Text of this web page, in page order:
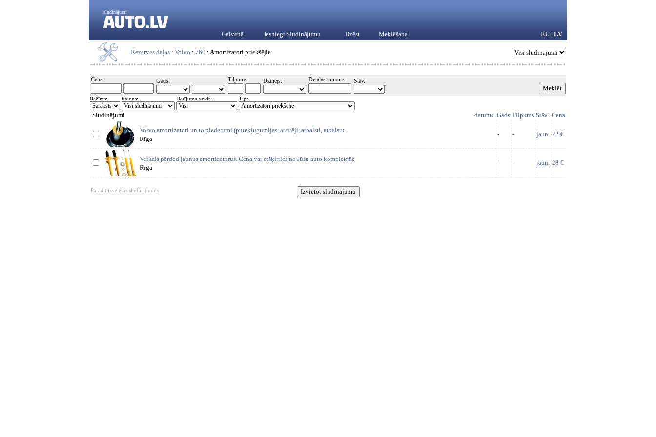
sludinājumi
Galvenā Iesniegt Sludinājumu Dzēst Meklēšana RU | LV
Rezerves daļas : Volvo : 760 : Amortizatori priekšējie
Cena:
-
Gads:
-
Tilpums:
-
Dzinējs: Detaļas numurs: Stāv.:
Režīms: Rajons: Darījuma veids: Tips:
Sludinājumi datums Gads Tilpums Stāv. Cena
Volvo amortizatori un to piederumi (putekļugumijas, atsitēji, atbalsti, atbalstu
Rīga
- - jaun. 22 €
Veikals pārdod jaunus amortizatorus. Cena var atšķirties no Jūsu auto komplektāc
Rīga
- - jaun. 28 €
Parādīt izvēlētos sludinājumus